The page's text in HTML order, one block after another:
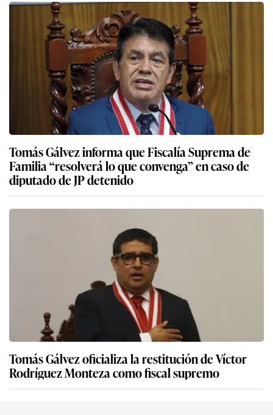
Tomás Gálvez informa que Fiscalía Suprema de
Familia “resolverá lo que convenga” en caso de
diputado de JP detenido
Tomás Gálvez oficializa la restitución de Víctor
Rodríguez Monteza como fiscal supremo